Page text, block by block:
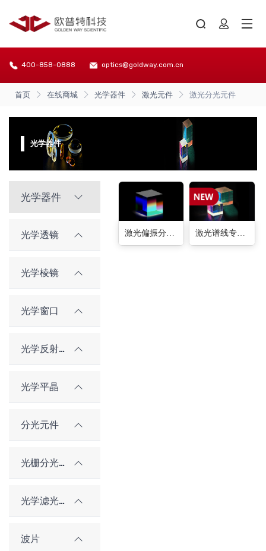
400-858-0888 optics@goldway.com.cn
首页 在线商城 光学器件 激光元件 激光分光元件
光学器件
光学器件
光学透镜
光学棱镜
光学窗口
光学反射镜
光学平晶
分光元件
光栅分光元件
光学滤光片
波片
激光偏振分光棱镜(10种)